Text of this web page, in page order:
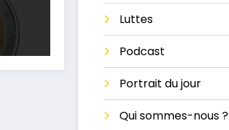
Luttes
Podcast
Portrait du jour
Qui sommes-nous ?